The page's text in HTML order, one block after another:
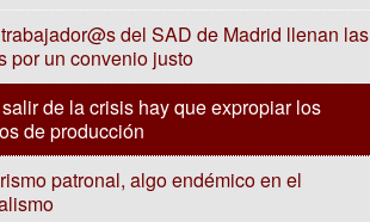
del SAD de Madrid llenan las
por un convenio justo
de la crisis hay que expropiar los
de producción
patronal, algo endémico en el